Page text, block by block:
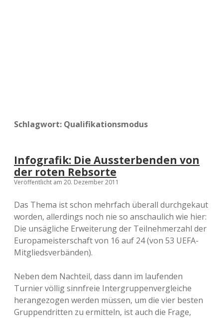
Schlagwort: Qualifikationsmodus
Infografik: Die Aussterbenden von
der roten Rebsorte
Veröffentlicht am 20. Dezember 2011
Das Thema ist schon mehrfach überall durchgekaut
worden, allerdings noch nie so anschaulich wie hier:
Die unsägliche Erweiterung der Teilnehmerzahl der
Europameisterschaft von 16 auf 24 (von 53 UEFA-
Mitgliedsverbänden).
Neben dem Nachteil, dass dann im laufenden
Turnier völlig sinnfreie Intergruppenvergleiche
herangezogen werden müssen, um die vier besten
Gruppendritten zu ermitteln, ist auch die Frage,